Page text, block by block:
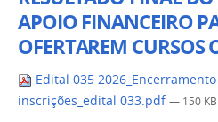
APOIO FINANCEIRO
OFERTAREM CURSOS
Edital 035
inscrições_edital 033.pdf — 150 KB